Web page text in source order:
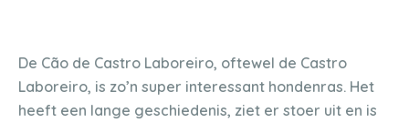
De Cão de Castro Laboreiro, oftewel de Castro
Laboreiro, is zo’n super interessant hondenras. Het
heeft een lange geschiedenis, ziet er stoer uit en is